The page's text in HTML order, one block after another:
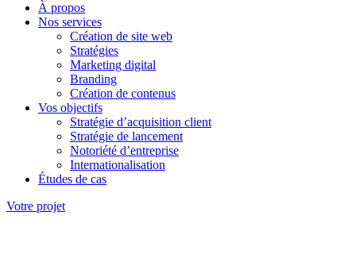
À propos
Nos services
Création de site web
Stratégies
Marketing digital
Branding
Création de contenus
Vos objectifs
Stratégie d’acquisition client
Stratégie de lancement
Notoriété d’entreprise
Internationalisation
Études de cas
Votre projet